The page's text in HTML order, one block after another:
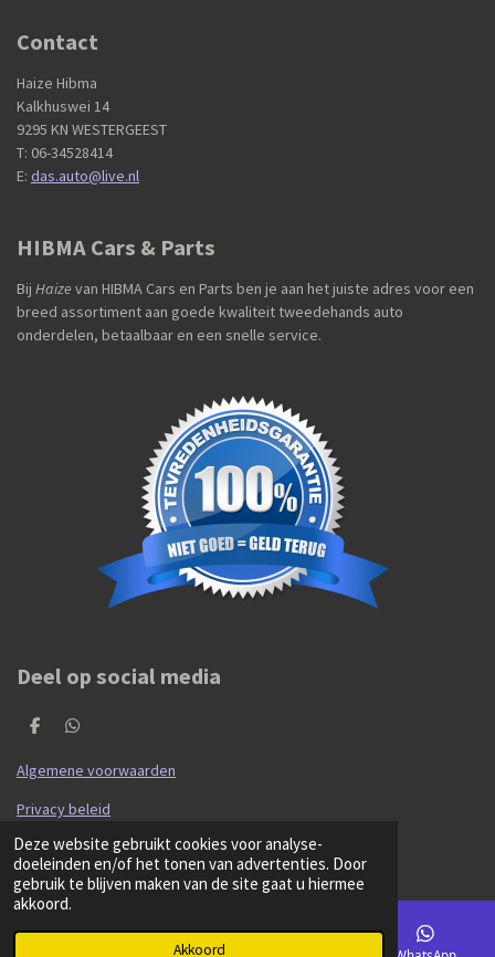
Deze website gebruikt cookies voor analyse-
doeleinden en/of het tonen van advertenties. Door
gebruik te blijven maken van de site gaat u hiermee
akkoord.
Akkoord
Contact
Haize Hibma
Kalkhuswei 14
9295 KN WESTERGEEST
T: 06-34528414
E: das.auto@live.nl
HIBMA Cars & Parts
Bij Haizevan HIBMA Cars en Parts ben je aan het juiste adres voor een
breed assortiment aan goede kwaliteit tweedehands auto
onderdelen, betaalbaar en een snelle service.
Deel op social media
D
l
e
D
l
e
Algemene voorwaarden
Privacy beleid
Powered by JouwWeb